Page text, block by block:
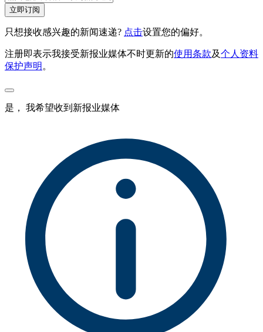
立即订阅
只想接收感兴趣的新闻速递? 点击设置您的偏好。
注册即表示我接受新报业媒体不时更新的使用条款及个人资料
保护声明 。
是， 我希望收到新报业媒体